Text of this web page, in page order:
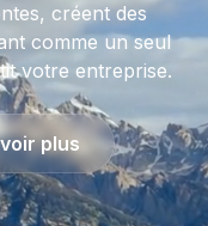
créent des
comme un seul
votre entreprise.
plus